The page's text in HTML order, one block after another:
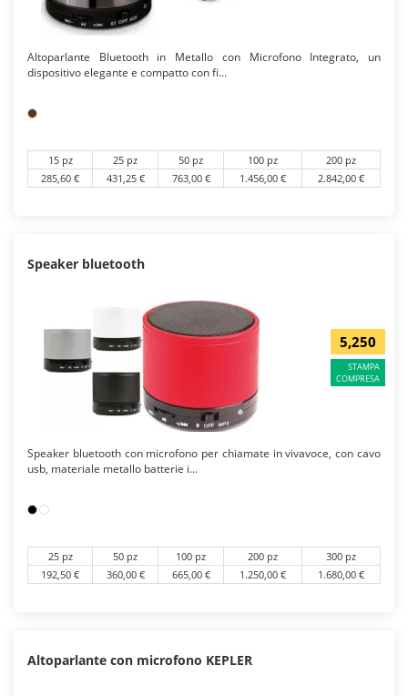
Altoparlante Bluetooth in Metallo con Microfono Integrato, un
dispositivo elegante e compatto con fi...
15 pz 25 pz 50 pz 100 pz
200 pz
285,60 €
431,25 € 763,00 € 1.456,00 € 2.842,00 €
Speaker bluetooth
5,250
STAMPA
COMPRESA
Speaker bluetooth con microfono per chiamate in vivavoce, con cavo
usb, materiale metallo batterie i...
25 pz 50 pz 100 pz 200 pz
300 pz
192,50 €
360,00 € 665,00 € 1.250,00 € 1.680,00 €
Altoparlante con microfono KEPLER